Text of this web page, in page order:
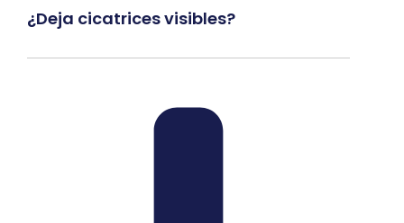
¿Deja cicatrices visibles?